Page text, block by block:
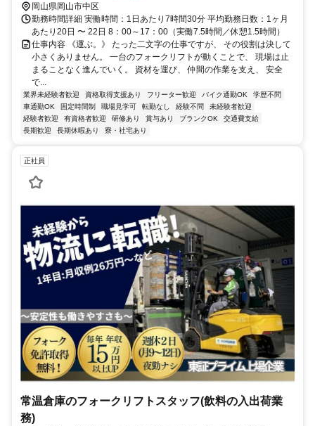
岡山県岡山市中区
勤務時間詳細 実働時間：1日あたり7時間30分 平均勤務日数：1ヶ月
あたり20日 〜 22日 8：00～17：00（実働7.5時間／休憩1.5時間）
仕事内容 《運ぶ。》 たった二文字の仕事ですが、 その役割は決して
小さくありません。 一台のフォークリフトが動くことで、 現場は止
まることなく進んでいく。 資材を運び、 仲間の作業を支え、 安全
で...
業界未経験者歓迎 資格取得支援あり フリーター歓迎 バイク通勤OK
学歴不問
車通勤OK
固定時間制 職場見学可 転勤なし 経験不問
未経験者歓迎
経験者歓迎
有資格者歓迎 研修あり 賞与あり ブランクOK
交通費支給
長期歓迎
長期休暇あり 寮・社宅あり
正社員
常温倉庫のフォークリフトスタッフ(飲料の入出荷業
務)